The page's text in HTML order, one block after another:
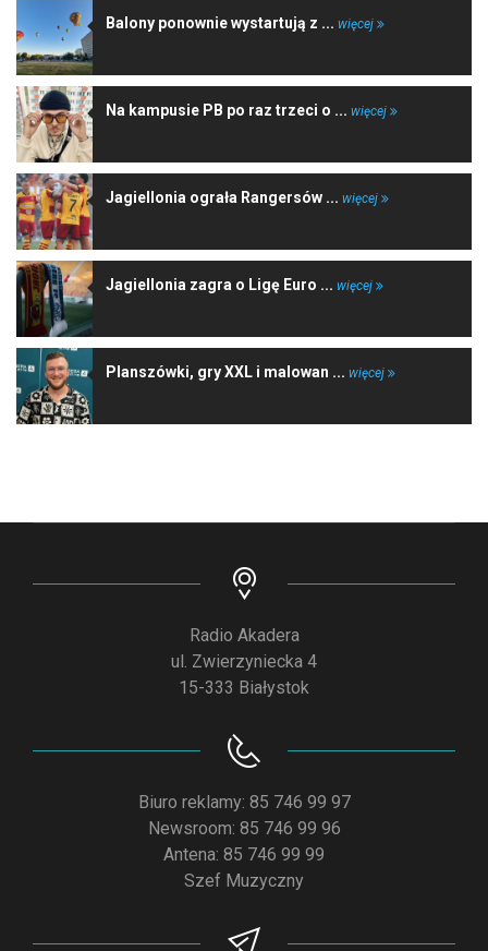
Balony ponownie wystartują z ... więcej
Na kampusie PB po raz trzeci o ... więcej
Jagiellonia ograła Rangersów ... więcej
Jagiellonia zagra o Ligę Euro ... więcej
Planszówki, gry XXL i malowan ... więcej
Radio Akadera
ul. Zwierzyniecka 4
15-333 Białystok
Biuro reklamy: 85 746 99 97
Newsroom: 85 746 99 96
Antena: 85 746 99 99
Szef Muzyczny